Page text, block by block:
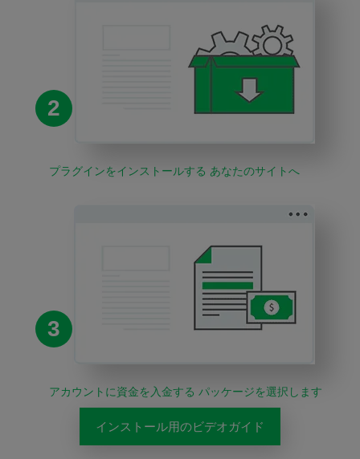
2
プラグインをインストールする あなたのサイトへ
3
アカウントに資金を入金する パッケージを選択します
インストール用のビデオガイド